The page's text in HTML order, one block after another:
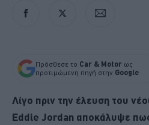
Πρόσθεσε το Car & Motor ως
προτιμώμενη πηγή στην Google
Λίγο πριν την έλευση του
Eddie Jordan αποκάλυψε